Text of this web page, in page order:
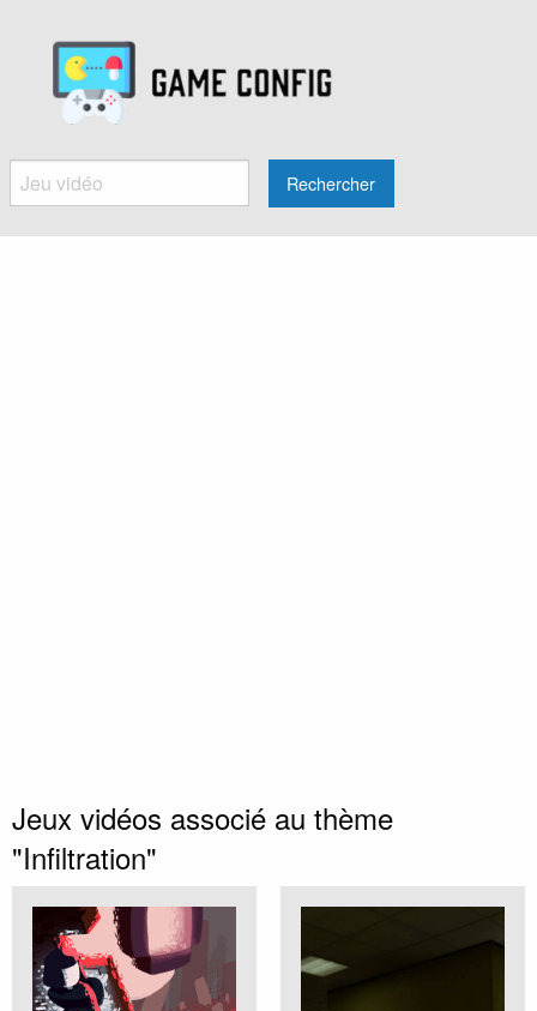
Rechercher
Jeux vidéos associé au thème
"Infiltration"